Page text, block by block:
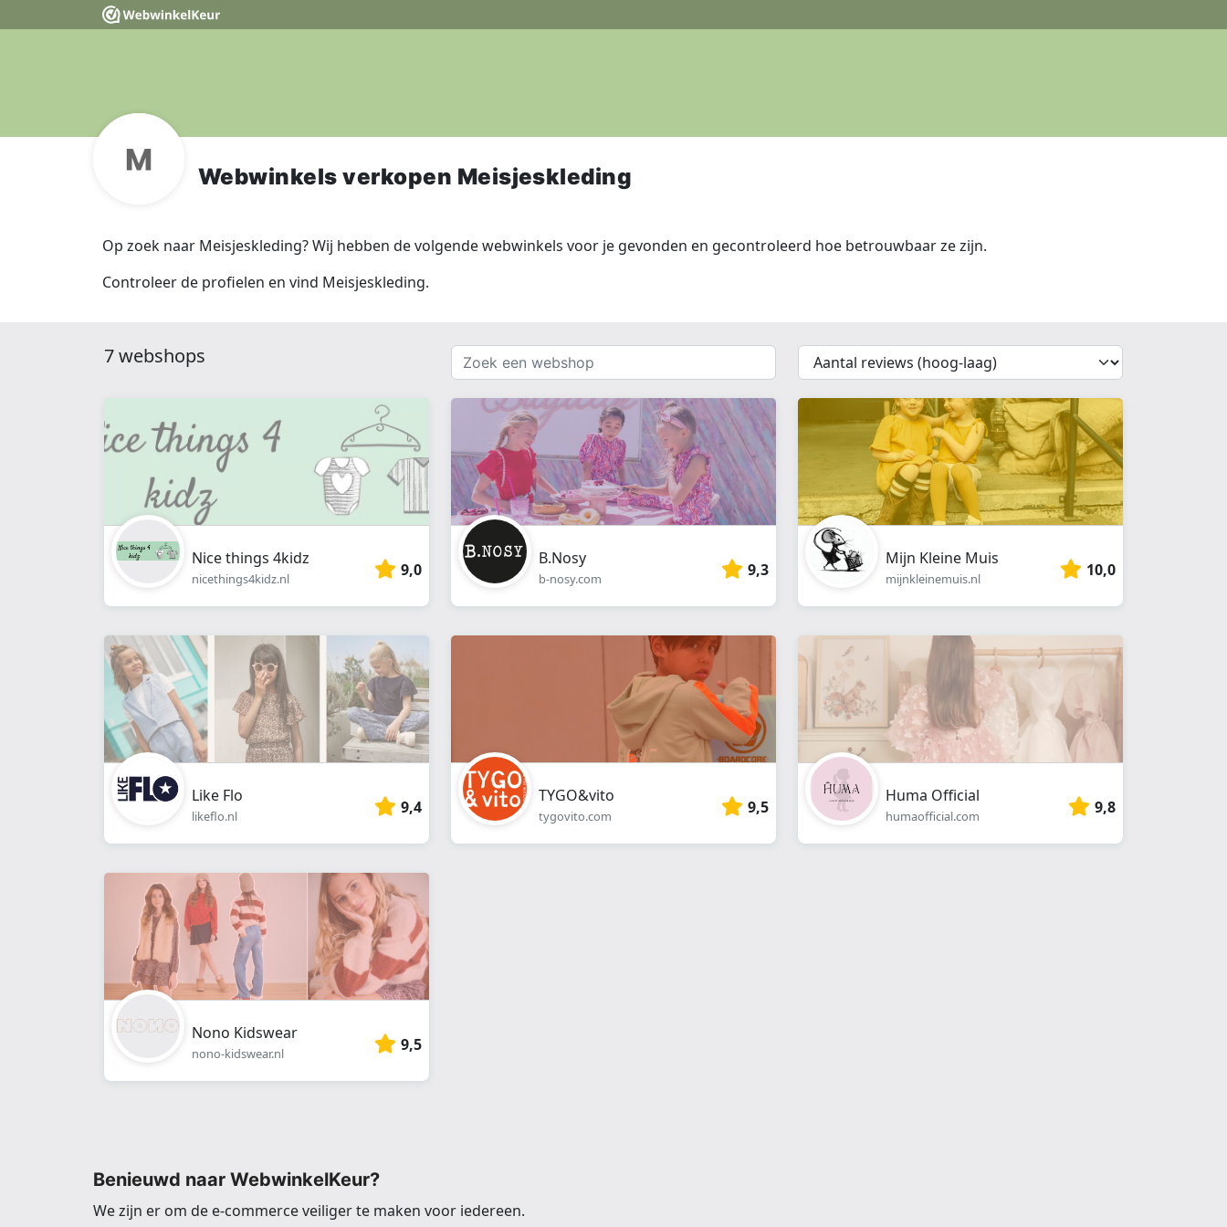
Webwinkels verkopen Meisjeskleding
Op zoek naar Meisjeskleding? Wij hebben de volgende webwinkels voor je gevonden en gecontroleerd hoe betrouwbaar ze zijn.
Controleer de profielen en vind Meisjeskleding.
7 webshops
Zoek
een
webshop
{{
__('Sort')
}}
Nice things 4kidz
nicethings4kidz.nl 9,0
B.Nosy
b-nosy.com 9,3
Mijn Kleine Muis
mijnkleinemuis.nl 10,0
Like Flo
likeflo.nl 9,4
TYGO&vito
tygovito.com 9,5
Huma Official
humaofficial.com 9,8
Nono Kidswear
nono-kidswear.nl 9,5
Benieuwd naar WebwinkelKeur?
We zijn er om de e-commerce veiliger te maken voor iedereen.